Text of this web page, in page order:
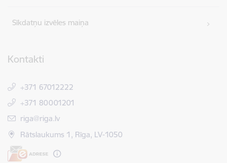
Sīkdatņu izvēles maiņa
Kontakti
+371 67012222
+371 80001201
E-pasts:
riga@riga.lv
Rātslaukums 1, Rīga, LV-1050